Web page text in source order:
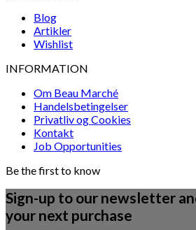
Blog
Artikler
Wishlist
INFORMATION
Om Beau Marché
Handelsbetingelser
Privatliv og Cookies
Kontakt
Job Opportunities
Be the first to know
Sign-up to our newsletter
your next purchase